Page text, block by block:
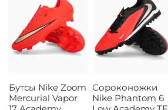
Бутсы Nike Zoom
Mercurial Vapor
Сороконожки
Nike Phantom 6